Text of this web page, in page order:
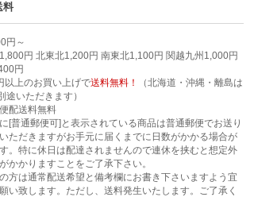
料
円～
円 北東北1,200円 南東北1,100円 関越九州1,000円
円
以上のお買い上げで送料無料！
（北海道・沖縄・離島は
途いただきます）
配送料無料
[普通郵便可]と表示されている商品は普通郵便でお送り
ただきますがお手元に届くまでに日数がかかる場合が
。特に休日は配達されませんので連休を挟むと想定外
かかりますことをご了承下さい。
方は通常配送希望と備考欄にお書き下さいますよう宜
い致します。ただし、送料発生いたします。ご了承く